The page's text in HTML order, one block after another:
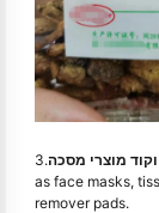
3.מוצרי מסכה
as face masks,
remover pads.